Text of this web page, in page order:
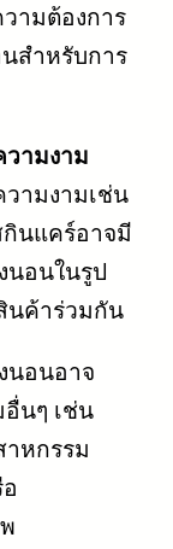
ามต้องการ
สำหรับการ
ามงาม
ามงามเช่น
นแคร์อาจมี
นอนในรูป
นค้าร่วมกัน
นอนอาจ
นๆ เช่น
าหกรรม